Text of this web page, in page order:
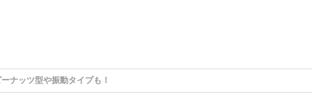
ナッツ型や振動タイプも！